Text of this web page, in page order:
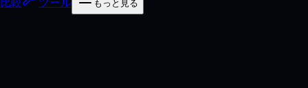
もっと見る